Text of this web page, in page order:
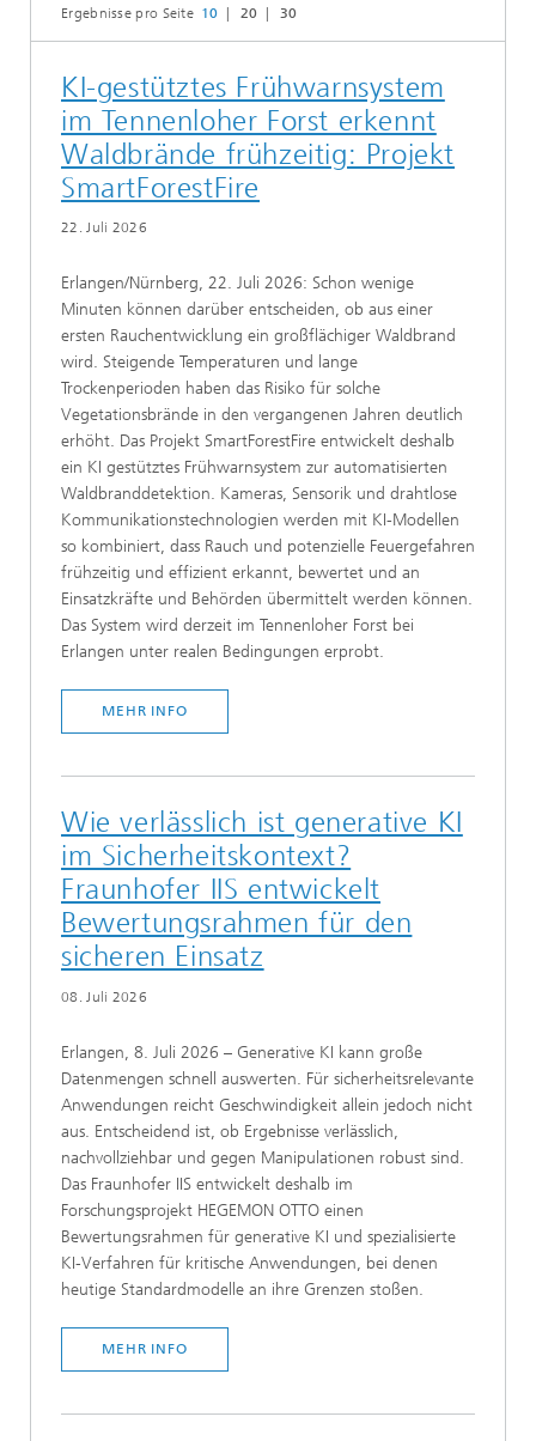
Ergebnisse pro Seite 10 20 30
KI-gestütztes Frühwarnsystem
im Tennenloher Forst erkennt
Waldbrände frühzeitig: Projekt
SmartForestFire
22. Juli 2026
Erlangen/Nürnberg, 22. Juli 2026: Schon wenige
Minuten können darüber entscheiden, ob aus einer
ersten Rauchentwicklung ein großflächiger Waldbrand
wird. Steigende Temperaturen und lange
Trockenperioden haben das Risiko für solche
Vegetationsbrände in den vergangenen Jahren deutlich
erhöht. Das Projekt SmartForestFire entwickelt deshalb
ein KI gestütztes Frühwarnsystem zur automatisierten
Waldbranddetektion. Kameras, Sensorik und drahtlose
Kommunikationstechnologien werden mit KI-Modellen
so kombiniert, dass Rauch und potenzielle Feuergefahren
frühzeitig und effizient erkannt, bewertet und an
Einsatzkräfte und Behörden übermittelt werden können.
Das System wird derzeit im Tennenloher Forst bei
Erlangen unter realen Bedingungen erprobt.
MEHR INFO
Wie verlässlich ist generative KI
im Sicherheitskontext?
Fraunhofer IIS entwickelt
Bewertungsrahmen für den
sicheren Einsatz
08. Juli 2026
Erlangen, 8. Juli 2026 – Generative KI kann große
Datenmengen schnell auswerten. Für sicherheitsrelevante
Anwendungen reicht Geschwindigkeit allein jedoch nicht
aus. Entscheidend ist, ob Ergebnisse verlässlich,
nachvollziehbar und gegen Manipulationen robust sind.
Das Fraunhofer IIS entwickelt deshalb im
Forschungsprojekt HEGEMON OTTO einen
Bewertungsrahmen für generative KI und spezialisierte
KI-Verfahren für kritische Anwendungen, bei denen
heutige Standardmodelle an ihre Grenzen stoßen.
MEHR INFO